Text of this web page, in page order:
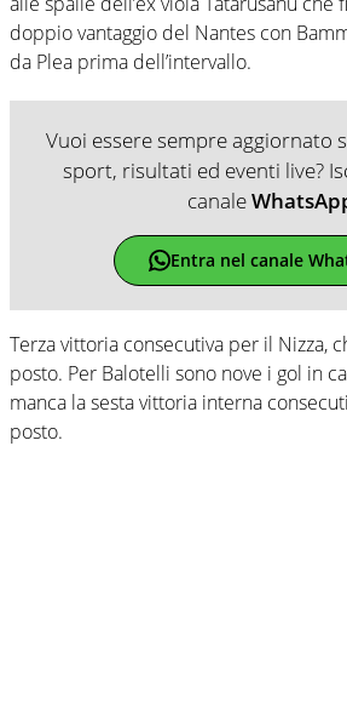
doppio vantaggio del Nantes con
da Plea prima dell’intervallo.
Vuoi essere sempre aggiornato
sport, risultati ed eventi live?
canale
Entra nel canale
Terza vittoria consecutiva per il Nizza,
posto. Per Balotelli sono nove i gol in
manca la sesta vittoria interna
posto.